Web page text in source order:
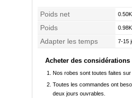
Poids net
Poids
Adapter les temps 7-15
Acheter des considérations
Nos robes sont toutes faites
Toutes les commandes ont
deux jours ouvrables.